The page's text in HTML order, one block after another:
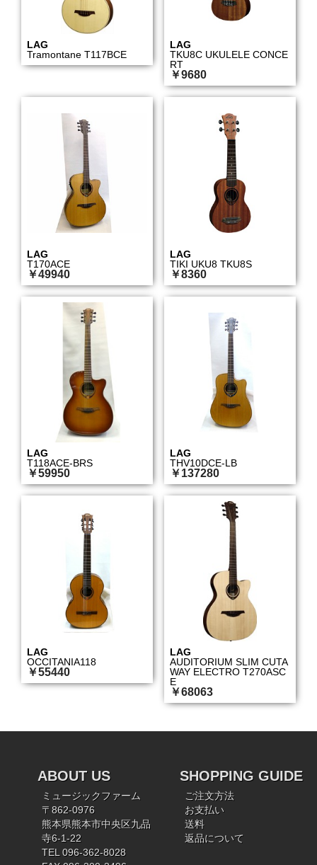
LAG
Tramontane T117BCE
LAG
TKU8C UKULELE CONCE
RT
￥9680
LAG
T170ACE
￥49940
LAG
TIKI UKU8 TKU8S
￥8360
LAG
T118ACE-BRS
￥59950
LAG
THV10DCE-LB
￥137280
LAG
OCCITANIA118
￥55440
LAG
AUDITORIUM SLIM CUTA
WAY ELECTRO T270ASC
E
￥68063
ABOUT US
ミュージックファーム
〒862-0976
熊本県熊本市中央区九品
寺6-1-22
TEL 096-362-8028
SHOPPING GUIDE
ご注文方法
お支払い
送料
返品について